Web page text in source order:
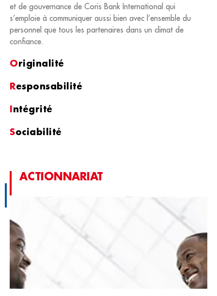
et de gouvernance de Coris Bank International qui
s’emploie à communiquer aussi bien avec l’ensemble du
personnel que tous les partenaires dans un climat de
confiance.
Originalité
Responsabilité
Intégrité
Sociabilité
ACTIONNARIAT